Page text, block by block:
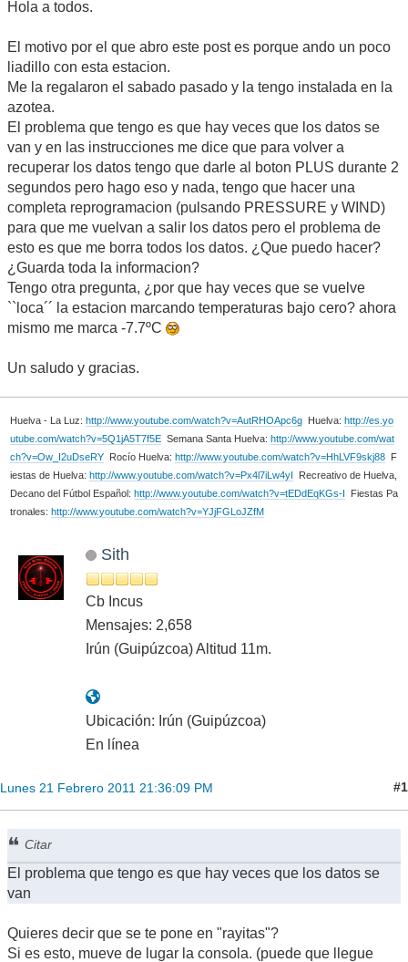
Hola a todos.
El motivo por el que abro este post es porque ando un poco
liadillo con esta estacion.
Me la regalaron el sabado pasado y la tengo instalada en la
azotea.
El problema que tengo es que hay veces que los datos se
van y en las instrucciones me dice que para volver a
recuperar los datos tengo que darle al boton PLUS durante 2
segundos pero hago eso y nada, tengo que hacer una
completa reprogramacion (pulsando PRESSURE y WIND)
para que me vuelvan a salir los datos pero el problema de
esto es que me borra todos los datos. ¿Que puedo hacer?
¿Guarda toda la informacion?
Tengo otra pregunta, ¿por que hay veces que se vuelve
``loca´´ la estacion marcando temperaturas bajo cero? ahora
mismo me marca -7.7ºC
Un saludo y gracias.
Huelva - La Luz: http://www.youtube.com/watch?v=AutRHOApc6gHuelva: http://es.yo
utube.com/watch?v=5Q1jA5T7f5ESemana Santa Huelva: http://www.youtube.com/wat
ch?v=Ow_I2uDseRYRocío Huelva: http://www.youtube.com/watch?v=HhLVF9skj88F
iestas de Huelva: http://www.youtube.com/watch?v=Px4l7iLw4yI
Recreativo de Huelva,
Decano del Fútbol Español: http://www.youtube.com/watch?v=tEDdEqKGs-I
Fiestas Pa
tronales: http://www.youtube.com/watch?v=YJjFGLoJZfM
Sith
Cb Incus
Mensajes: 2,658
Irún (Guipúzcoa) Altitud 11m.
Ubicación: Irún (Guipúzcoa)
En línea
Lunes 21 Febrero 2011 21:36:09 PM #1
Citar
El problema que tengo es que hay veces que los datos se
van
Quieres decir que se te pone en "rayitas"?
Si es esto, mueve de lugar la consola. (puede que llegue